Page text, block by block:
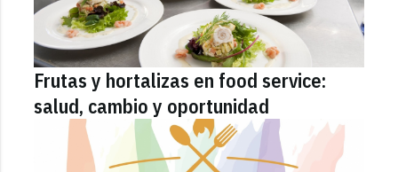
Frutas y hortalizas en food service:
salud, cambio y oportunidad